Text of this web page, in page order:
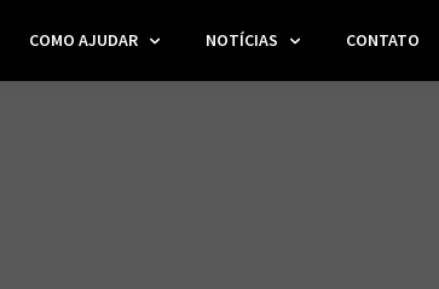
COMO AJUDAR NOTÍCIAS CONTATO